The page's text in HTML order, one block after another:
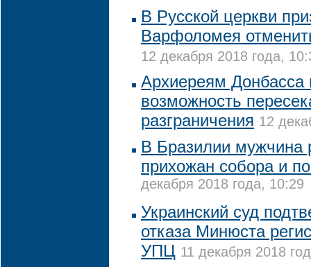
В Русской церкви
Варфоломея
12 декабря 2018 года,
Архиереям Донбасса
возможность
разграничения 12
В Бразилии мужчина
прихожан собора и
декабря 2018 года, 10:29
Украинский суд
отказа Минюста
УПЦ 11 декабря 2018